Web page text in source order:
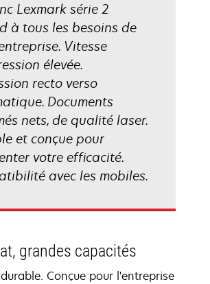
Lexmark série 2
à tous les besoins de
Vitesse
élevée.
recto verso
Documents
nets, de qualité laser.
et conçue pour
votre efficacité.
avec les mobiles.
grandes capacités
Conçue pour l'entreprise